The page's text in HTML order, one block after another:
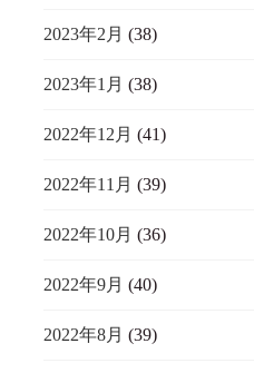
2023年2月 (38)
2023年1月 (38)
2022年12月 (41)
2022年11月 (39)
2022年10月 (36)
2022年9月 (40)
2022年8月 (39)